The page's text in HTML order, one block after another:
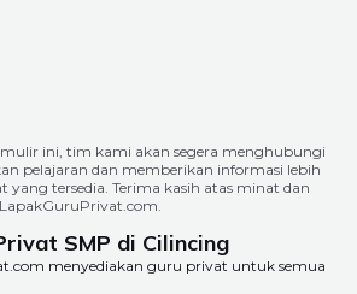
ini, tim kami akan segera menghubungi
pelajaran dan memberikan informasi lebih
tersedia. Terima kasih atas minat dan
SMP di Cilincing
menyediakan guru privat untuk semua